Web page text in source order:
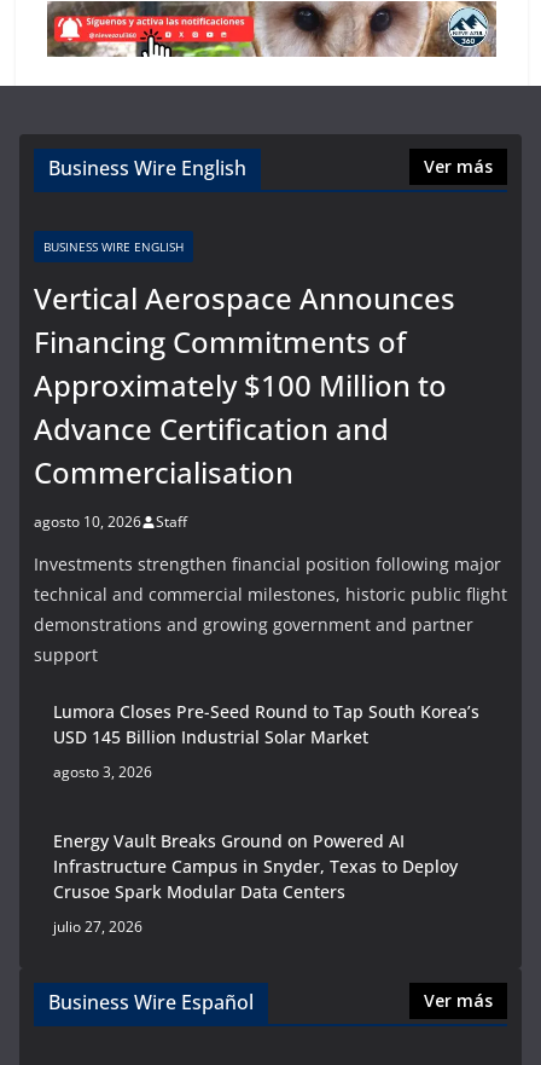
Business Wire English Ver más
BUSINESS WIRE ENGLISH
Vertical Aerospace Announces
Financing Commitments of
Approximately $100 Million to
Advance Certification and
Commercialisation
agosto 10, 2026 Staff
Investments strengthen financial position following major
technical and commercial milestones, historic public flight
demonstrations and growing government and partner
support
Lumora Closes Pre-Seed Round to Tap South Korea’s
USD 145 Billion Industrial Solar Market
agosto 3, 2026
Energy Vault Breaks Ground on Powered AI
Infrastructure Campus in Snyder, Texas to Deploy
Crusoe Spark Modular Data Centers
julio 27, 2026
Business Wire Español Ver más